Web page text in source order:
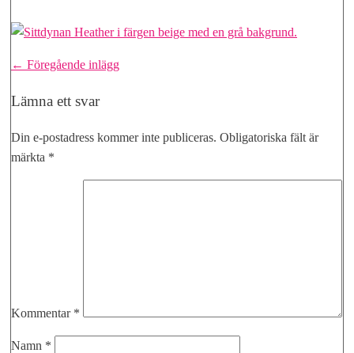
Inläggsnavigering
← Föregående inlägg
Lämna ett svar
Din e-postadress kommer inte publiceras. Obligatoriska fält är
märkta *
Kommentar *
Namn *